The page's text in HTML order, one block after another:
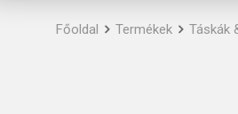
Főoldal Termékek Táskák